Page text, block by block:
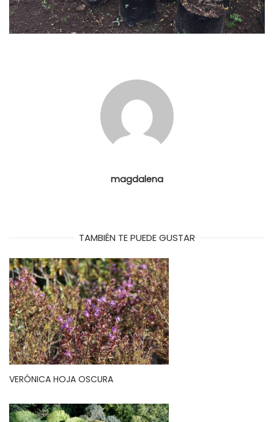
magdalena
TAMBIÉN TE PUEDE GUSTAR
VERÓNICA HOJA OSCURA